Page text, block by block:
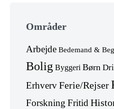
Områder
Arbejde Bedemand &
Bolig Byggeri Børn
ErhvervFerie/Rejser
Forskning Fritid